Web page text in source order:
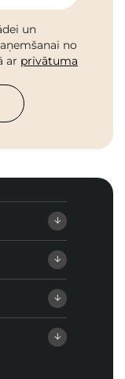
un
no
ar privātuma